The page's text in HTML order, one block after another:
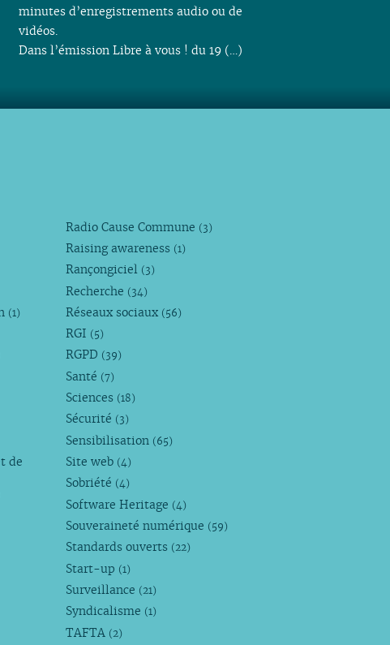
minutes d’enregistrements audio ou de
vidéos.
Dans l’émission Libre à vous ! du 19 (…)
(1)
de
Radio Cause Commune (3)
Raising awareness (1)
Rançongiciel (3)
Recherche (34)
Réseaux sociaux (56)
RGI (5)
RGPD (39)
Santé (7)
Sciences (18)
Sécurité (3)
Sensibilisation (65)
Site web (4)
Sobriété (4)
Software Heritage (4)
Souveraineté numérique (59)
Standards ouverts (22)
Start-up (1)
Surveillance (21)
Syndicalisme (1)
TAFTA (2)